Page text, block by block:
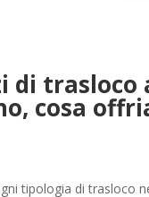
di trasloco
cosa
tipologia di trasloco